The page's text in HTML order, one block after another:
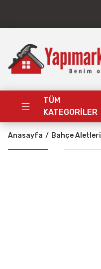
TÜM
KATEGORİLER
Anasayfa Bahçe Aletleri